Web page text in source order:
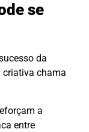
se
da
criativa chama
a
entre